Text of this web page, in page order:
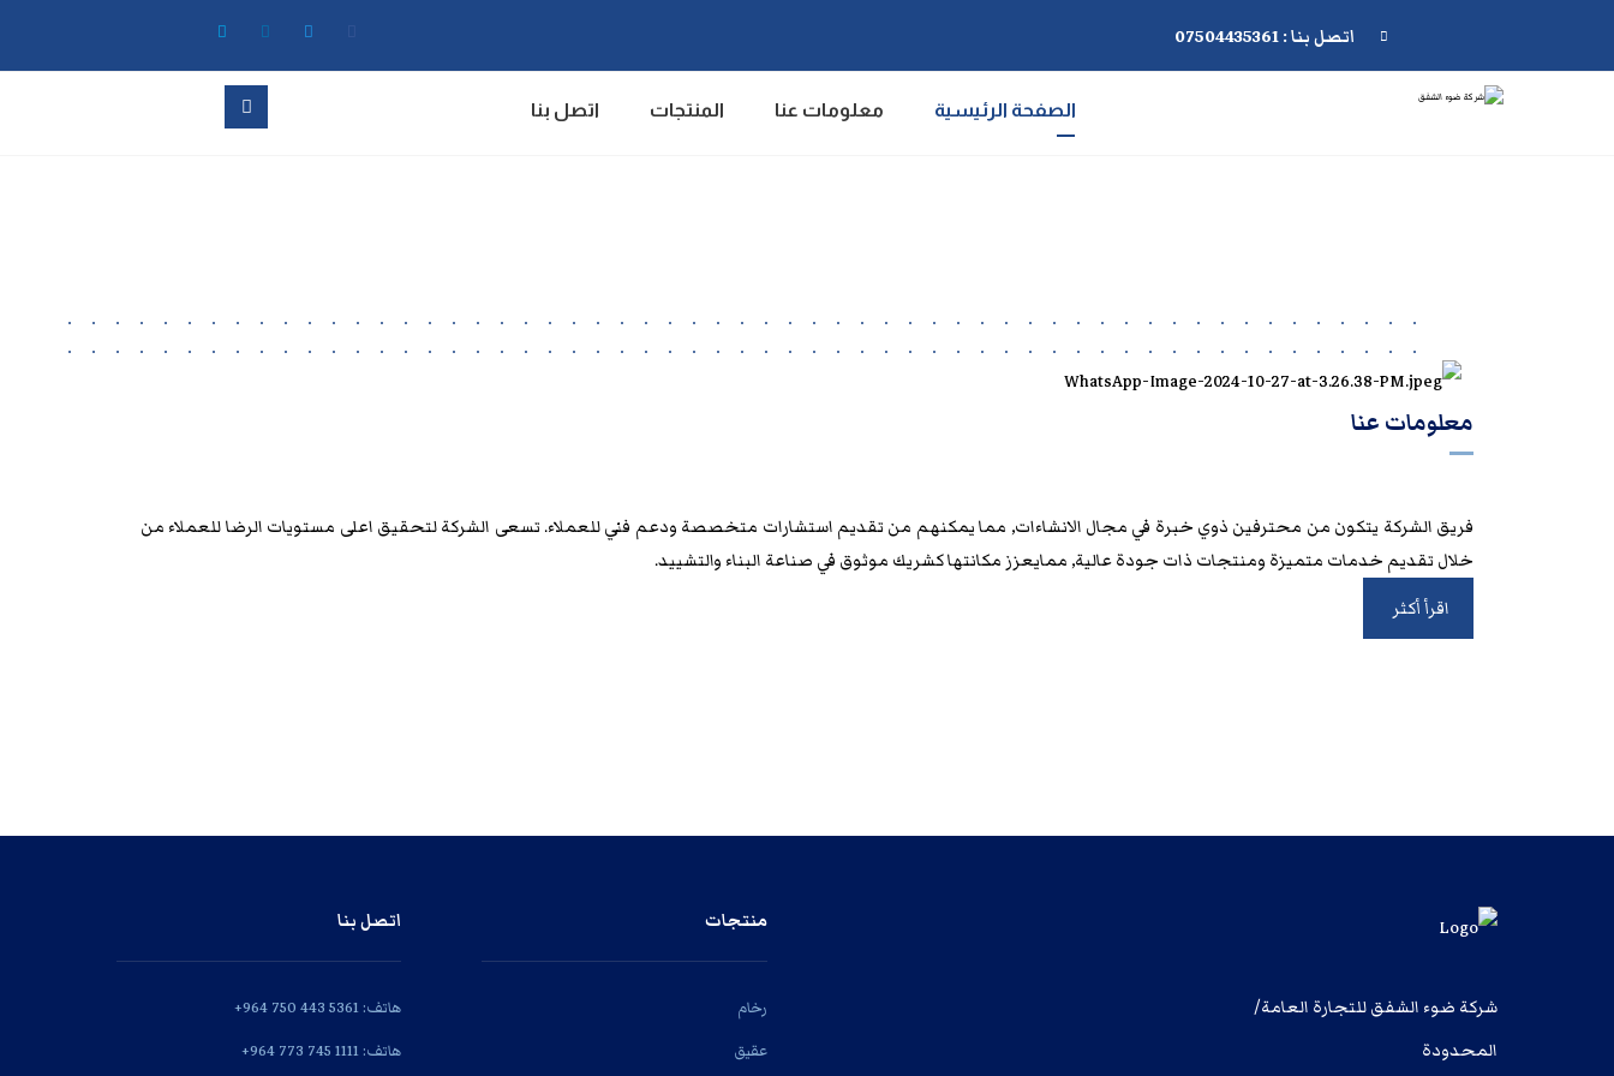
اتصل بنا : 07504435361
الصفحة الرئيسية معلومات عنا المنتجات اتصل بنا
معلومات عنا
فريق الشركة يتكون من محترفين ذوي خبرة في مجال الانشاءات, مما يمكنهم من تقديم استشارات متخصصة ودعم فني للعملاء. تسعى الشركة لتحقيق اعلى مستويات الرضا للعملاء من
خلال تقديم خدمات متميزة ومنتجات ذات جودة عالية, ممايعزز مكانتها كشريك موثوق في صناعة البناء والتشييد.
اقرأ أكثر
شركة ضوء الشفق للتجارة العامة/
المحدودة
منتجات
رخام
عقيق
اتصل بنا
هاتف: 5361 443 750 964+
هاتف: 1111 745 773 964+